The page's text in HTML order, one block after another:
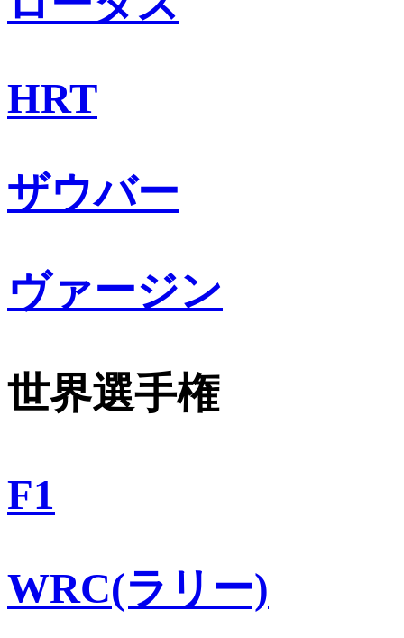
HRT
ザウバー
ヴァージン
世界選手権
F1
WRC(ラリー)